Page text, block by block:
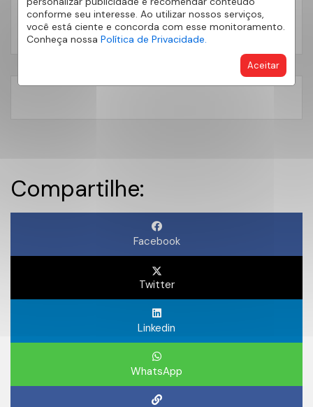
conforme seu interesse. Ao utilizar nossos serviços,
você está ciente e concorda com esse monitoramento.
Conheça nossa Política de Privacidade.
Aceitar
Treinamento
Universidade AE 5
Compartilhe:
Facebook
Twitter
Linkedin
WhatsApp